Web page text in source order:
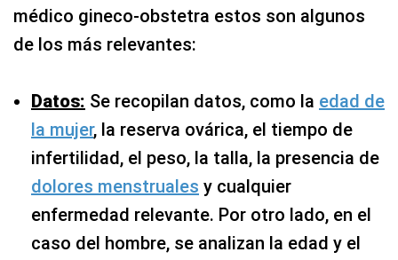
médico gineco-obstetra estos son algunos
de los más relevantes:
Datos: Se recopilan datos, como la edad de
la mujer, la reserva ovárica, el tiempo de
infertilidad, el peso, la talla, la presencia de
dolores menstruales y cualquier
enfermedad relevante. Por otro lado, en el
caso del hombre, se analizan la edad y el